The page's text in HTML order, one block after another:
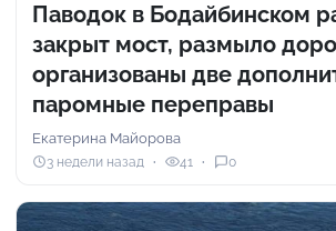
Паводок в Бодайбинском
закрыт мост, размыло
организованы две
паромные переправы
Екатерина Майорова
3 недели назад 41 0